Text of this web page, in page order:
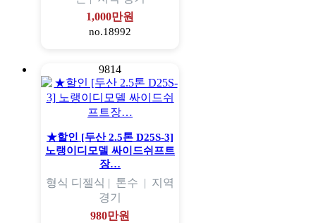
1,000만원
no.18992
9814
★할인 [두산 2.5톤 D25S-3]
노랭이디모델 싸이드쉬프트
장…
형식 디젤식 | 톤수 | 지역
경기
980만원